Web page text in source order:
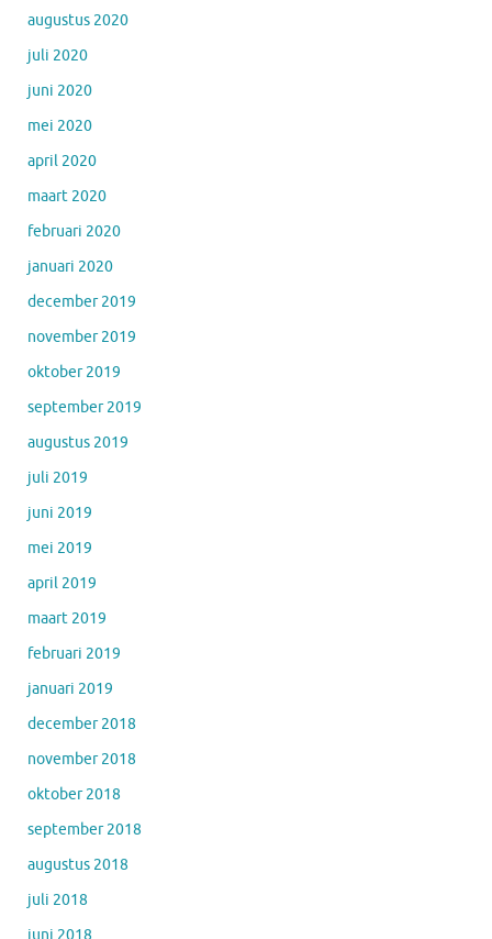
augustus 2020
juli 2020
juni 2020
mei 2020
april 2020
maart 2020
februari 2020
januari 2020
december 2019
november 2019
oktober 2019
september 2019
augustus 2019
juli 2019
juni 2019
mei 2019
april 2019
maart 2019
februari 2019
januari 2019
december 2018
november 2018
oktober 2018
september 2018
augustus 2018
juli 2018